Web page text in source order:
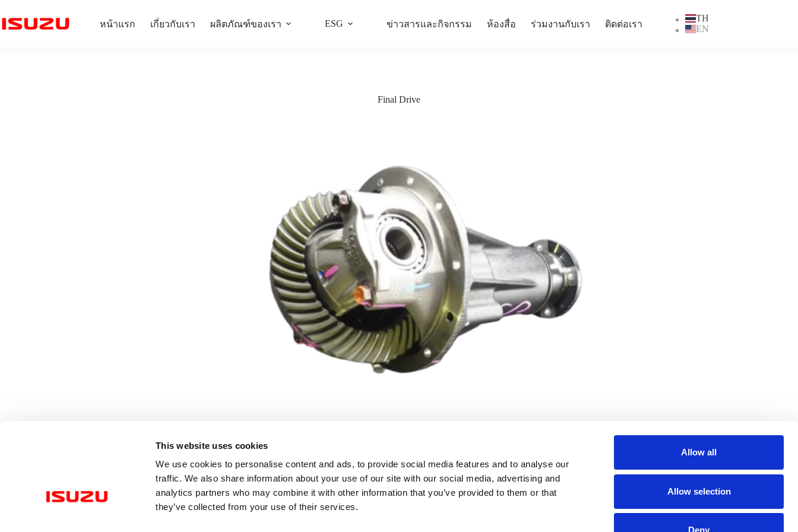
This website uses cookies
We use cookies to personalise content and ads, to provide social media features and to analyse our
traffic. We also share information about your use of our site with our social media, advertising and
analytics partners who may combine it with other information that you’ve provided to them or that
they’ve collected from your use of their services.
Allow all
Allow selection
Deny
หน้าแรก เกี่ยวกับเรา ผลิตภัณฑ์ของเรา ESG ข่าวสารและกิจกรรม ห้องสื่อ ร่วมงานกับเรา ติดต่อเรา
TH
EN
Final Drive